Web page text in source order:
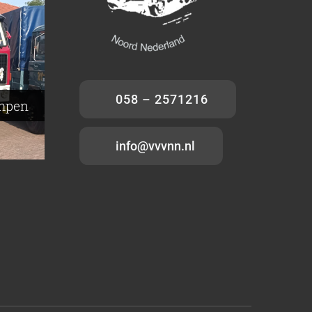
–
–
058 – 2571216
info@vvvnn.nl